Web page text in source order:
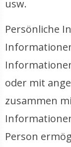
usw.
Persönliche
oder mit
zusammen
Person